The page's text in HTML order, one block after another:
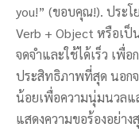
you!” (ขอบคุณ!). ประโ
Verb + Object หรือเป็
จดจำและใช้ได้เร็ว เพื่
ประสิทธิภาพที่สุด นอกจ
น้อยเพื่อความนุ่มนวลแ
แสดงความขอร้องอย่าง